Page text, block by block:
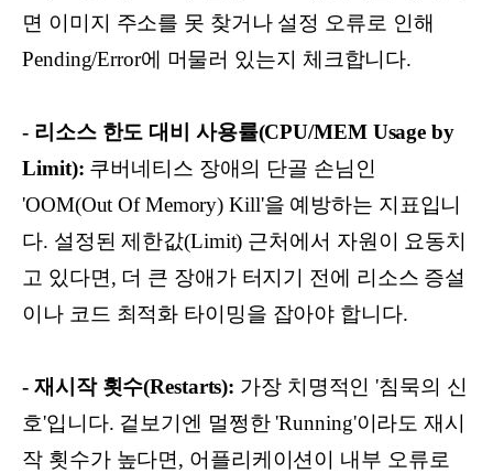
면 이미지 주소를 못 찾거나 설정 오류로 인해
Pending/Error에 머물러 있는지 체크합니다.
- 리소스 한도 대비 사용률(CPU/MEM Usage by
Limit): 쿠버네티스 장애의 단골 손님인
'OOM(Out Of Memory) Kill'을 예방하는 지표입니
다. 설정된 제한값(Limit) 근처에서 자원이 요동치
고 있다면, 더 큰 장애가 터지기 전에 리소스 증설
이나 코드 최적화 타이밍을 잡아야 합니다.
- 재시작 횟수(Restarts): 가장 치명적인 '침묵의 신
호'입니다. 겉보기엔 멀쩡한 'Running'이라도 재시
작 횟수가 높다면, 어플리케이션이 내부 오류로